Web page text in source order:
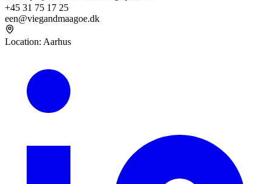
+45 31 75 17 25
een@viegandmaagoe.dk
Location: Aarhus